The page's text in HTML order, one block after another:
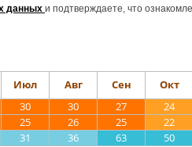
Июл Авг Сен Окт
30 30 27 24
25 26 25 22
31 36 63 50